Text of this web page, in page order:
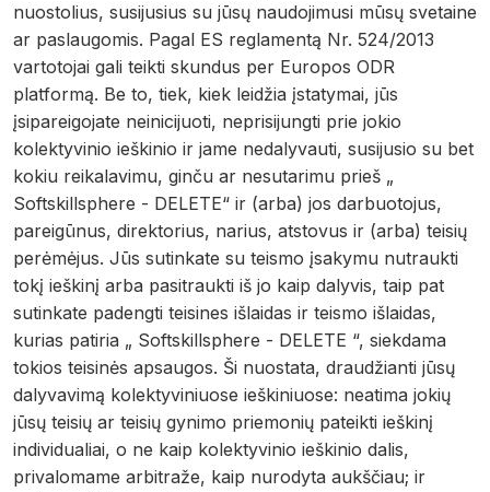
nuostolius, susijusius su jūsų naudojimusi mūsų svetaine
ar paslaugomis. Pagal ES reglamentą Nr. 524/2013
vartotojai gali teikti skundus per Europos ODR
platformą. Be to, tiek, kiek leidžia įstatymai, jūs
įsipareigojate neinicijuoti, neprisijungti prie jokio
kolektyvinio ieškinio ir jame nedalyvauti, susijusio su bet
kokiu reikalavimu, ginču ar nesutarimu prieš „
Softskillsphere - DELETE“ ir (arba) jos darbuotojus,
pareigūnus, direktorius, narius, atstovus ir (arba) teisių
perėmėjus. Jūs sutinkate su teismo įsakymu nutraukti
tokį ieškinį arba pasitraukti iš jo kaip dalyvis, taip pat
sutinkate padengti teisines išlaidas ir teismo išlaidas,
kurias patiria „ Softskillsphere - DELETE “, siekdama
tokios teisinės apsaugos. Ši nuostata, draudžianti jūsų
dalyvavimą kolektyviniuose ieškiniuose: neatima jokių
jūsų teisių ar teisių gynimo priemonių pateikti ieškinį
individualiai, o ne kaip kolektyvinio ieškinio dalis,
privalomame arbitraže, kaip nurodyta aukščiau; ir